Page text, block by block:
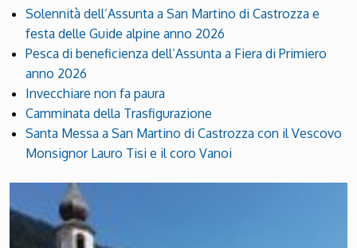
Solennità dell’Assunta a San Martino di Castrozza e
festa delle Guide alpine anno 2026
Pesca di beneficienza dell’Assunta a Fiera di Primiero
anno 2026
Invecchiare non fa paura
Camminata della Trasfigurazione
Santa Messa a San Martino di Castrozza con il Vescovo
Monsignor Lauro Tisi e il coro Vanoi